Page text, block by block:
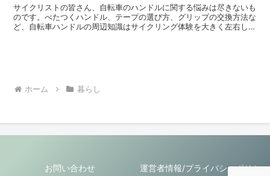
サイクリストの皆さん、自転車のハンドルに関する悩みは尽きないも
のです。べたつくハンドル、テープの選び方、グリップの交換方法な
ど、自転車ハンドルの周辺知識はサイクリング体験を大きく左右しま
ホーム 暮らし
お問い合わせ 運営者情報/プライバシーポリシ